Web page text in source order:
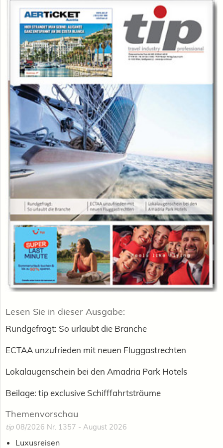
Lesen Sie in dieser Ausgabe:
Rundgefragt: So urlaubt die Branche
ECTAA unzufrieden mit neuen Fluggastrechten
Lokalaugenschein bei den Amadria Park Hotels
Beilage: tip exclusive Schifffahrtsträume
Themenvorschau
tip 08/2026 Nr. 1357 - August 2026
Luxusreisen